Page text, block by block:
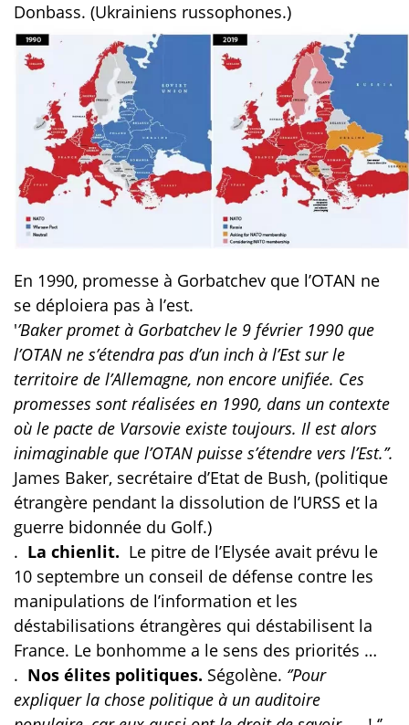
Donbass. (Ukrainiens russophones.)
En 1990, promesse à Gorbatchev que l’OTAN ne
se déploiera pas à l’est.
'’Baker promet à Gorbatchev le 9 février 1990 que
l’OTAN ne s’étendra pas d’un inch à l’Est sur le
territoire de l’Allemagne, non encore unifiée. Ces
promesses sont réalisées en 1990, dans un contexte
où le pacte de Varsovie existe toujours. Il est alors
inimaginable que l’OTAN puisse s’étendre vers l’Est.’’.
James Baker, secrétaire d’Etat de Bush, (politique
étrangère pendant la dissolution de l’URSS et la
guerre bidonnée du Golf.)
. La chienlit. Le pitre de l’Elysée avait prévu le
10 septembre un conseil de défense contre les
manipulations de l’information et les
déstabilisations étrangères qui déstabilisent la
France. Le bonhomme a le sens des priorités …
. Nos élites politiques. Ségolène. ‘’Pour
expliquer la chose politique à un auditoire